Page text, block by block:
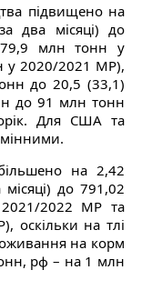
підвищено на
два місяці) до
млн тонн у
у 2020/2021 МР),
до 20,5 (33,1)
до 91 млн тонн
Для США та
на 2,42
до 791,02
2022 МР та
оскільки на тлі
на корм
рф – на 1 млн